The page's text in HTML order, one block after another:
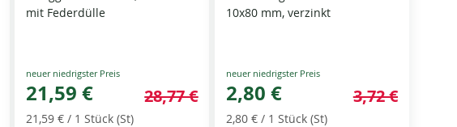
mit Federdülle
Special
Price
21,59 € 28,77 €
21,59 € / 1 Stück (St)
10x80 mm, verzinkt
Special
Price
2,80 € 3,72 €
2,80 €/ 1 Stück (St)